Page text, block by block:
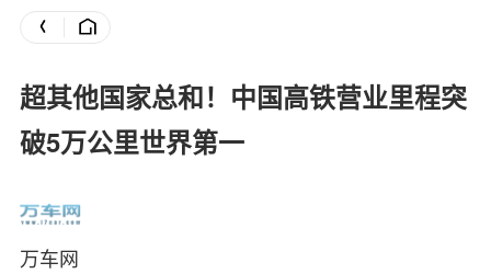
超其他国家总和！中国高铁营业里程突
破5万公里世界第一
万车网